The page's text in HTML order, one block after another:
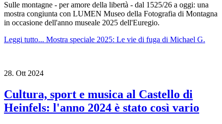
Sulle montagne - per amore della libertà - dal 1525/26 a oggi: una
mostra congiunta con LUMEN Museo della Fotografia di Montagna
in occasione dell'anno museale 2025 dell'Euregio.
Leggi tutto... Mostra speciale 2025: Le vie di fuga di Michael G.
28. Ott 2024
Cultura, sport e musica al Castello di
Heinfels: l'anno 2024 è stato così vario